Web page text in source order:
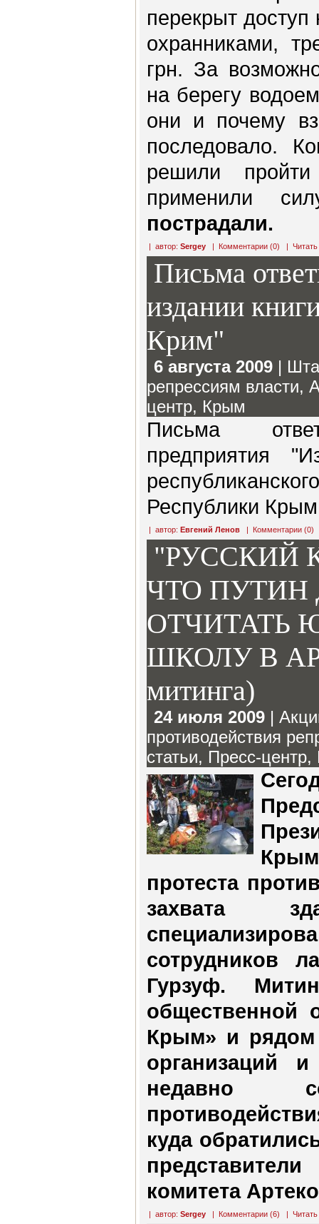
перекрыт
охранниками,
грн. За
на берегу
они и почему
последовало.
решили
применили
пострадали.
| автор: Sergey | Комментарии (0) |
Письма
издании
Крим"
6 августа 2009 |
репрессиям власти,
центр, Крым
Письма
предприятия
Республики
| автор: Евгений Ленов | Комментарии (0)
"РУССКИЙ
ЧТО
ОТЧИТАТЬ
ШКОЛУ В
митинга)
24 июля 2009 |
противодействия
статьи, Пресс-центр,
протеста
захвата
сотрудников
Гурзуф.
общественной
Крым» и рядом
организаций
недавно
куда
комитета
| автор: Sergey | Комментарии (6) |